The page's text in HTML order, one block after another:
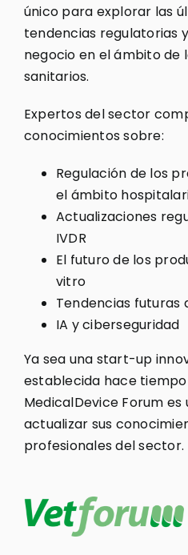
único para explorar las
tendencias regulatorias
negocio en el ámbito de
sanitarios.
Expertos del sector
conocimientos sobre:
Regulación de los
el ámbito
Actualizaciones
IVDR
El futuro de los
vitro
Tendencias futuras
IA y ciberseguridad
Ya sea una start-up
establecida hace
MedicalDevice Forum
actualizar sus
profesionales del sector.